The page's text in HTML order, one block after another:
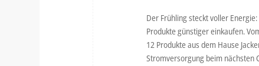
Der Frühling steckt voller
Produkte günstiger einkaufen.
12 Produkte aus dem Hause
Stromversorgung beim nächsten